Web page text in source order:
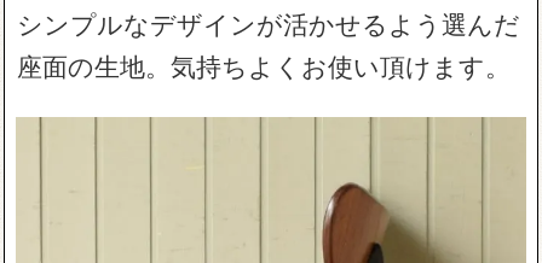
シンプルなデザインが活かせるよう選んだ
座面の生地。気持ちよくお使い頂けます。